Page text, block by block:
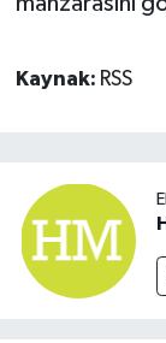
Kaynak: RSS